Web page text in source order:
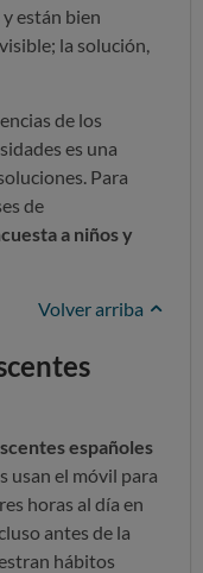
están bien
la solución,
de los
es una
Para
de
a niños y
Volver arriba
españoles
usan el móvil para
horas al día en
antes de la
hábitos